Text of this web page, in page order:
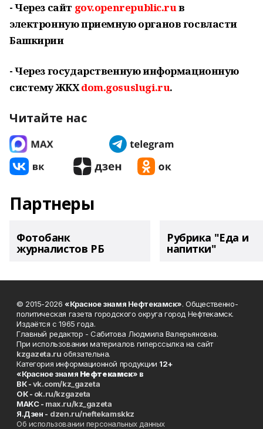
- Через сайт gov.openrepublic.ruв
электронную приемную органов госвласти
Башкирии
- Через государственную информационную
систему ЖКХdom.gosuslugi.ru.
Читайте нас
Партнеры
Фотобанк
журналистов РБ
Рубрика "Еда и
напитки"
© 2015-2026 «Красное знамя Нефтекамск». Общественно-
политическая газета городского округа город Нефтекамск.
Издаётся с 1965 года.
Главный редактор - Сабитова Людмила Валерьяновна.
При использовании материалов гиперссылка на сайт
kzgazeta.ru обязательна.
Категория информационной продукции 12+
«Красное знамя Нефтекамск» в
ВК -vk.com/kz_gazeta
ОК - ok.ru/kzgazeta
MAKC - max.ru/kz_gazeta
Я.Дзен - dzen.ru/neftekamskkz
Об использовании персональных данных